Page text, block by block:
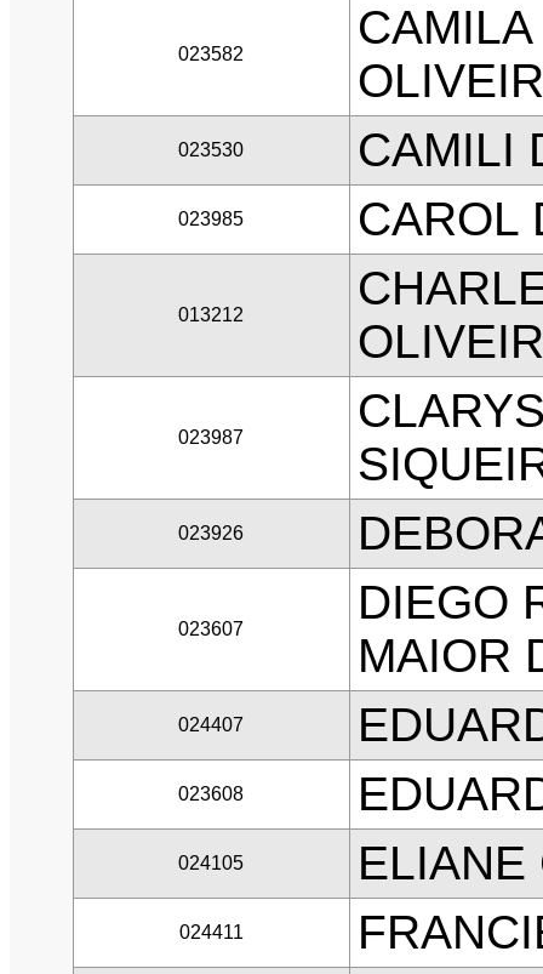
023582
023530 CAMILI
023985 CAROL
013212
023987
023926
023607
DIEGO
MAIOR
024407
023608
024105 ELIANE
024411